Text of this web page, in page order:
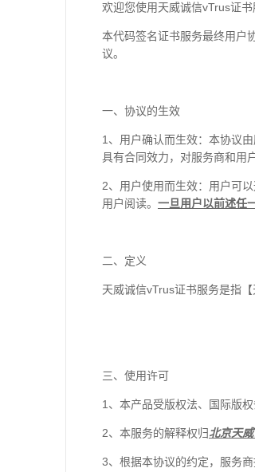
欢迎您使用天威诚信vTrus证
本代码签名证书服务最终用户
议。
一、协议的生效
1、用户确认而生效：本协议
具有合同效力，对服务商和用
2、用户使用而生效：用户可
用户阅读。 一旦用户以前述任
二、定义
天威诚信vTrus证书服务是指
三、使用许可
1、本产品受版权法、国际版
2、本服务的解释权归北京天
3、根据本协议的约定，服务